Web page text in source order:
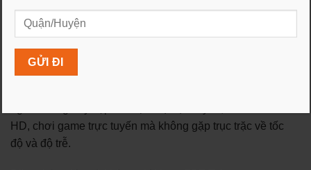
Nhà mạng FPT Telecom có nhiều ưu điểm hấp dẫn,
dưới đây là một số ưu điểm chính của FPT Telecom:
Tốc độ và độ ổn định cao: FPT Telecom sử dụng công
nghệ tiên tiến như kết nối sợi quang (FTTH), mang lại
HD, chơi game trực tuyến mà không gặp trục trặc về tốc
độ và độ trễ.